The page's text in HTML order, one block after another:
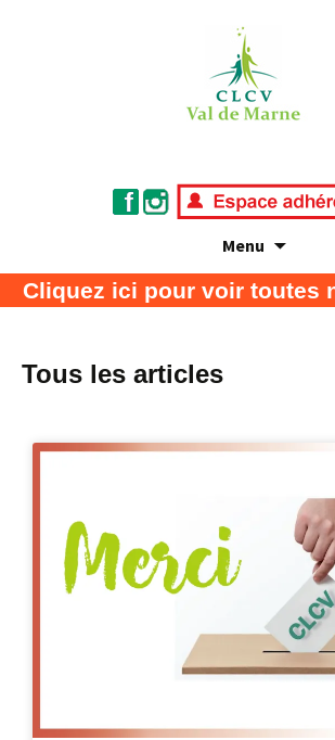
Menu
CLCV Val de Marne
Association de défense des
ici pour voir toutes nos
Tous les articles